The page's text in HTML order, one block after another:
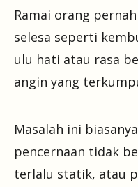
Ramai orang
selesa seperti
ulu hati atau rasa
angin yang
Masalah ini
pencernaan tidak
terlalu statik, atau